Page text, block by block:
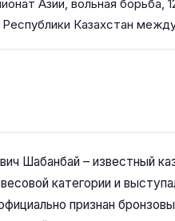
Азии, вольная борьба,
Казахстан
Шабанбай – известный
категории и
признан